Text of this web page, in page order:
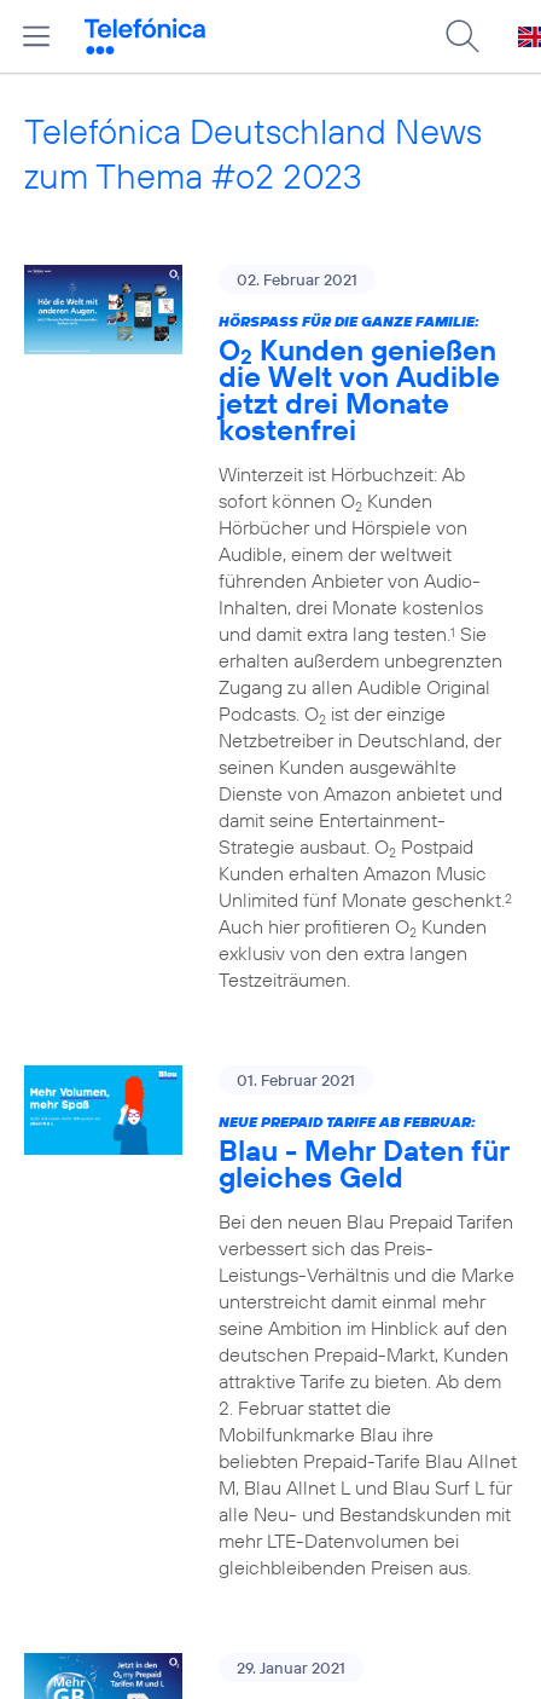
Telefónica Deutschland News
zum Thema #o2 2023
02. Februar 2021
HÖRSPASS FÜR DIE GANZE FAMILIE:
O2 Kunden genießen
die Welt von Audible
jetzt drei Monate
kostenfrei
Winterzeit ist Hörbuchzeit: Ab
sofort können O2Kunden
Hörbücher und Hörspiele von
Audible, einem der weltweit
führenden Anbieter von Audio-
Inhalten, drei Monate kostenlos
und damit extra lang testen.1 Sie
erhalten außerdem unbegrenzten
Zugang zu allen Audible Original
Podcasts. O2ist der einzige
Netzbetreiber in Deutschland, der
seinen Kunden ausgewählte
Dienste von Amazon anbietet und
damit seine Entertainment-
Strategie ausbaut. O2Postpaid
Kunden erhalten Amazon Music
Unlimited fünf Monate geschenkt.2
Auch hier profitieren O2Kunden
exklusiv von den extra langen
Testzeiträumen.
01. Februar 2021
NEUE PREPAID TARIFE AB FEBRUAR:
Blau - Mehr Daten für
gleiches Geld
Bei den neuen Blau Prepaid Tarifen
verbessert sich das Preis-
Leistungs-Verhältnis und die Marke
unterstreicht damit einmal mehr
seine Ambition im Hinblick auf den
deutschen Prepaid-Markt, Kunden
attraktive Tarife zu bieten. Ab dem
2. Februar stattet die
Mobilfunkmarke Blau ihre
beliebten Prepaid-Tarife Blau Allnet
M, Blau Allnet L und Blau Surf L für
alle Neu- und Bestandskunden mit
mehr LTE-Datenvolumen bei
gleichbleibenden Preisen aus.
29. Januar 2021